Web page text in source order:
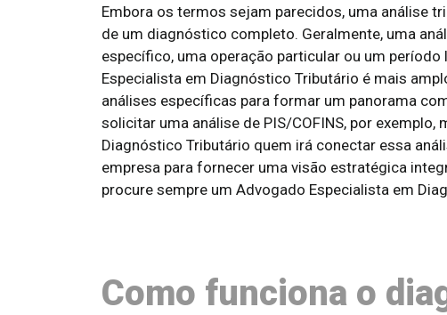
Embora os termos sejam parecidos, uma análise
de um diagnóstico completo. Geralmente, uma
específico, uma operação particular ou um
Especialista em Diagnóstico Tributário é mais
análises específicas para formar um panorama
solicitar uma análise de PIS/COFINS, por exemplo,
Diagnóstico Tributário quem irá conectar essa
empresa para fornecer uma visão estratégica
procure sempre um Advogado Especialista em
Como funciona o